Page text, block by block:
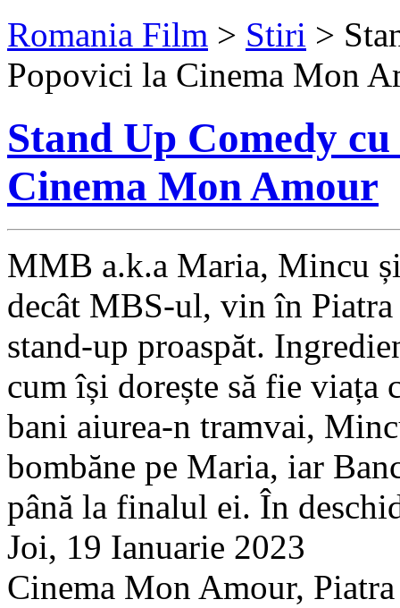
Romania Film > Stiri >
Popovici la Cinema Mon
Stand Up Comedy
Cinema Mon Amour
MMB a.k.a Maria, Mincu
decât MBS-ul, vin în Piatra
stand-up proaspăt.
cum își dorește să fie viața
bani aiurea-n tramvai,
bombăne pe Maria, iar
până la finalul ei. În
Joi, 19 Ianuarie 2023
Cinema Mon Amour,